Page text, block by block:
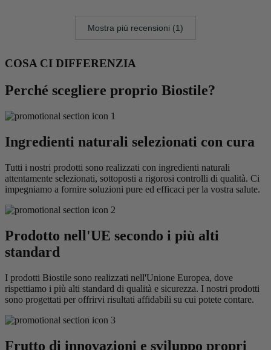
Mostra più recensioni (1)
COSA CI DIFFERENZIA
Perché scegliere proprio Biostile?
Ingredienti naturali selezionati con cura
Tutti i nostri prodotti sono realizzati con ingredienti naturali
attentamente selezionati, sottoposti a rigorosi controlli di qualità. Ci
impegniamo a fornire soluzioni pure ed efficaci per la vostra salute.
Prodotto nell'UE secondo i più alti
standard
I prodotti Biostile sono realizzati nell'Unione Europea, dove
rispettiamo i più alti standard di qualità e sicurezza. I nostri prodotti
sono progettati per offrirvi risultati affidabili su cui potete contare.
Frutto di innovazioni e sviluppo propri